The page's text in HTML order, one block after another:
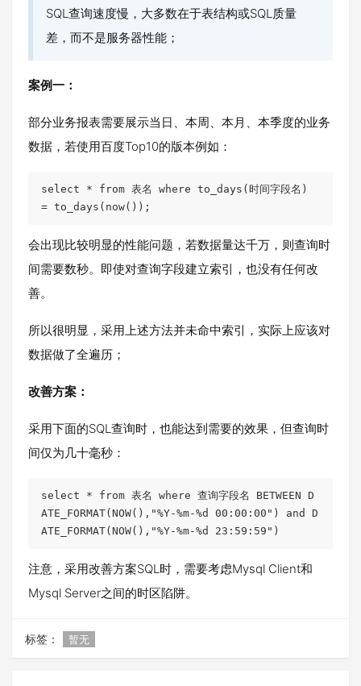
SQL查询速度慢，大多数在于表结构或SQL质量
差，而不是服务器性能；
案例一：
部分业务报表需要展示当日、本周、本月、本季度的业务
数据，若使用百度Top10的版本例如：
select * from 表名 where to_days(时间字段名)
= to_days(now());
会出现比较明显的性能问题，若数据量达千万，则查询时
间需要数秒。即使对查询字段建立索引，也没有任何改
善。
所以很明显，采用上述方法并未命中索引，实际上应该对
数据做了全遍历；
改善方案：
采用下面的SQL查询时，也能达到需要的效果，但查询时
间仅为几十毫秒：
select * from 表名 where 查询字段名 BETWEEN D
ATE_FORMAT(NOW(),"%Y-%m-%d 00:00:00") and D
ATE_FORMAT(NOW(),"%Y-%m-%d 23:59:59")
注意，采用改善方案SQL时，需要考虑Mysql Client和
Mysql Server之间的时区陷阱。
标签： 暂无